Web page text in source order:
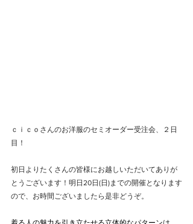
ｃｉｃｏさんのお洋服のセミオーダー受注会、２日
目！
初日よりたくさんの皆様にお越しいただいてありが
とうございます！明日20日(日)までの開催となります
ので、お時間ございましたら是非どうぞ。